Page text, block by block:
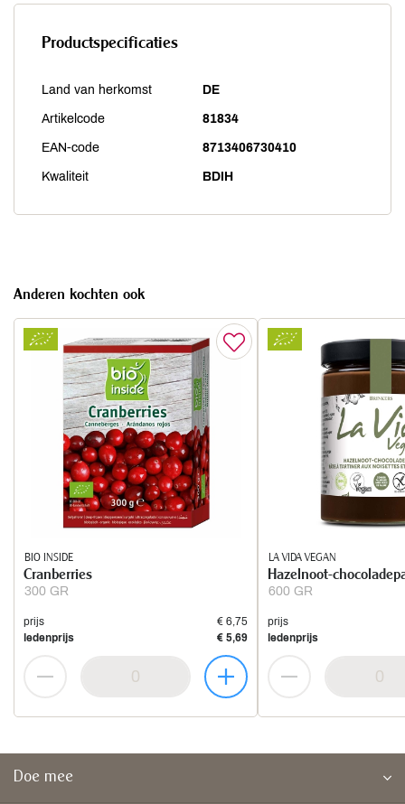
Productspecificaties
Land van herkomst DE
Artikelcode 81834
EAN-code 8713406730410
Kwaliteit BDIH
Anderen kochten ook
BIO INSIDE
300 GR
Cranberries
prijs
€ 6,75
ledenprijs
€ 5,69
LA VIDA VEGAN
600 GR
Hazelnoot-
prijs
ledenprijs
Doe mee